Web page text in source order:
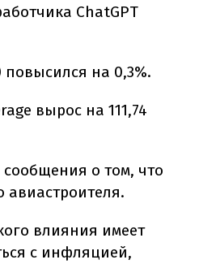
ChatGPT
на 0,3%.
вырос на 111,74
о том, что
авиастроителя.
влияния имеет
с инфляцией,